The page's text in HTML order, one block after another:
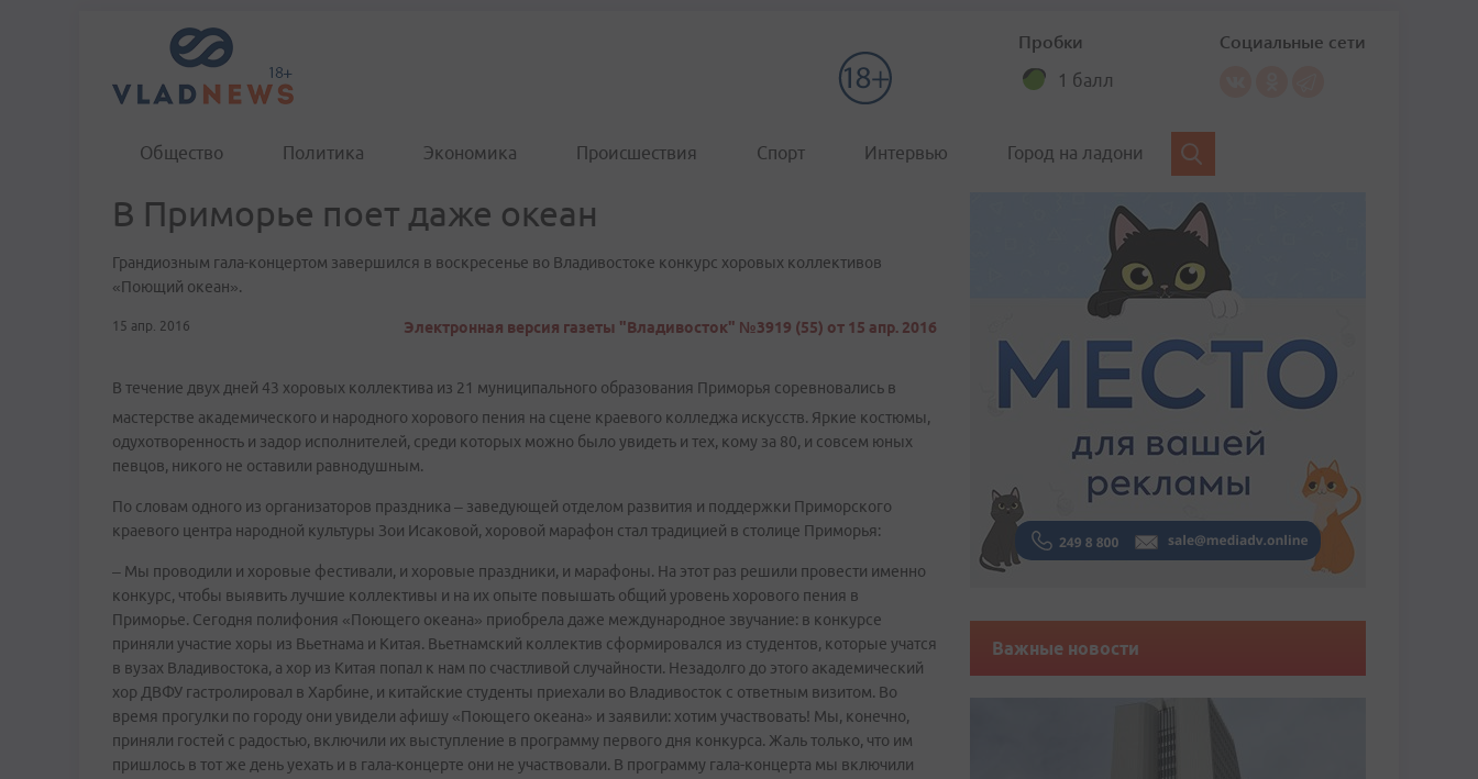
Пробки
1 балл
Социальные сети
Общество Политика Экономика Происшествия Спорт Интервью Город на ладони
В Приморье поет даже океан
Грандиозным гала-концертом завершился в воскресенье во Владивостоке конкурс хоровых коллективов
«Поющий океан».
15 апр. 2016 Электронная версия газеты "Владивосток" №3919 (55) от 15 апр. 2016
В течение двух дней 43 хоровых коллектива из 21 муниципального образования Приморья соревновались в
мастерстве академического и народного хорового пения на сцене краевого колледжа искусств. Яркие костюмы,
одухотворенность и задор исполнителей, среди которых можно было увидеть и тех, кому за 80, и совсем юных
певцов, никого не оставили равнодушным.
По словам одного из организаторов праздника – заведующей отделом развития и поддержки Приморского
краевого центра народной культуры Зои Исаковой, хоровой марафон стал традицией в столице Приморья:
– Мы проводили и хоровые фестивали, и хоровые праздники, и марафоны. На этот раз решили провести именно
конкурс, чтобы выявить лучшие коллективы и на их опыте повышать общий уровень хорового пения в
Приморье. Сегодня полифония «Поющего океана» приобрела даже международное звучание: в конкурсе
приняли участие хоры из Вьетнама и Китая. Вьетнамский коллектив сформировался из студентов, которые учатся
в вузах Владивостока, а хор из Китая попал к нам по счастливой случайности. Незадолго до этого академический
хор ДВФУ гастролировал в Харбине, и китайские студенты приехали во Владивосток с ответным визитом. Во
время прогулки по городу они увидели афишу «Поющего океана» и заявили: хотим участвовать! Мы, конечно,
приняли гостей с радостью, включили их выступление в программу первого дня конкурса. Жаль только, что им
пришлось в тот же день уехать и в гала-концерте они не участвовали. В программу гала-концерта мы включили
Важные новости